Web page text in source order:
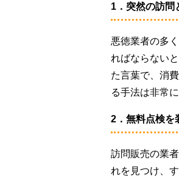
1．突然の訪問
悪徳業者の多
ればならない
た言葉で、消
る手法は非常
2．無料点検を
訪問販売の業
れを見つけ、